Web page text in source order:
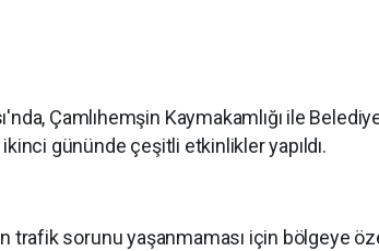
Çamlıhemşin Kaymakamlığı ile
gününde çeşitli etkinlikler yapıldı.
trafik sorunu yaşanmaması için bölgeye